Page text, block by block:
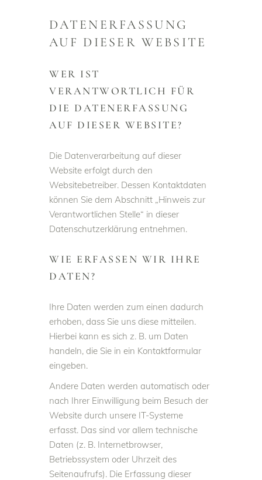
DATENERFASSUNG
AUF DIESER WEBSITE
WER IST
VERANTWORTLICH FÜR
DIE DATENERFASSUNG
AUF DIESER WEBSITE?
Die Datenverarbeitung auf dieser
Website erfolgt durch den
Websitebetreiber. Dessen Kontaktdaten
können Sie dem Abschnitt „Hinweis zur
Verantwortlichen Stelle“ in dieser
Datenschutzerklärung entnehmen.
WIE ERFASSEN WIR IHRE
DATEN?
Ihre Daten werden zum einen dadurch
erhoben, dass Sie uns diese mitteilen.
Hierbei kann es sich z. B. um Daten
handeln, die Sie in ein Kontaktformular
eingeben.
Andere Daten werden automatisch oder
nach Ihrer Einwilligung beim Besuch der
Website durch unsere IT-Systeme
erfasst. Das sind vor allem technische
Daten (z. B. Internetbrowser,
Betriebssystem oder Uhrzeit des
Seitenaufrufs). Die Erfassung dieser